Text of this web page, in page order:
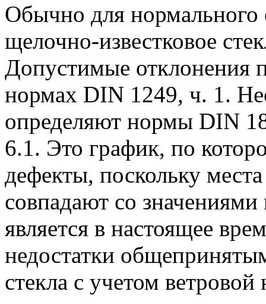
Обычно для нормального
щелочно-известковое
Допустимые отклонения
нормах DIN 1249, ч. 1.
определяют нормы DIN
6.1. Это график, по
дефекты, поскольку
совпадают со значениями
является в настоящее
недостатки
стекла с учетом ветровой